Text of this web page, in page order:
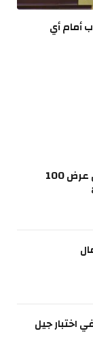
أمام أي
باريس سان جيرمان يرفض عرض 100
اختبار جيل